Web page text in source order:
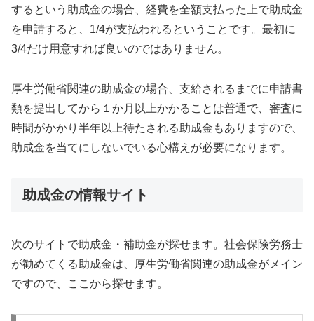
するという助成金の場合、経費を全額支払った上で助成金
を申請すると、1/4が支払われるということです。最初に
3/4だけ用意すれば良いのではありません。
厚生労働省関連の助成金の場合、支給されるまでに申請書
類を提出してから１か月以上かかることは普通で、審査に
時間がかかり半年以上待たされる助成金もありますので、
助成金を当てにしないでいる心構えが必要になります。
助成金の情報サイト
次のサイトで助成金・補助金が探せます。社会保険労務士
が勧めてくる助成金は、厚生労働省関連の助成金がメイン
ですので、ここから探せます。